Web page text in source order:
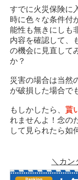
すでに火災保険に
時に色々な条件付
能性も無きにしも
内容を確認して、
の機会に見直して
か？
災害の場合は当然
が破損した場合で
もしかしたら、 貰
れませんよ！念の
して見られたら如
＼カン